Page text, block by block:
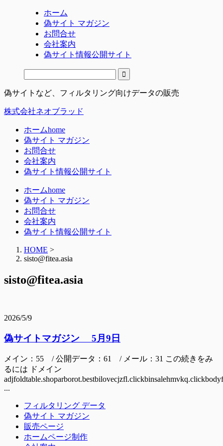
ホーム
偽サイト マガジン
お問合せ
会社案内
偽サイト情報公開サイト
偽サイトなど、フィルタリング向けデータの販売
株式会社ネオブラッド
ホームhome
偽サイト マガジン
お問合せ
会社案内
偽サイト情報公開サイト
ホームhome
偽サイト マガジン
お問合せ
会社案内
偽サイト情報公開サイト
HOME >
sisto@fitea.asia
sisto@fitea.asia
2026/5/9
偽サイトマガジン 5月9日
メイン：55 / 公開データ：61 / メール：31 この続きをみ
るには ドメイン
...
フィルタリング データ
偽サイト マガジン
販売ページ
ホームページ制作